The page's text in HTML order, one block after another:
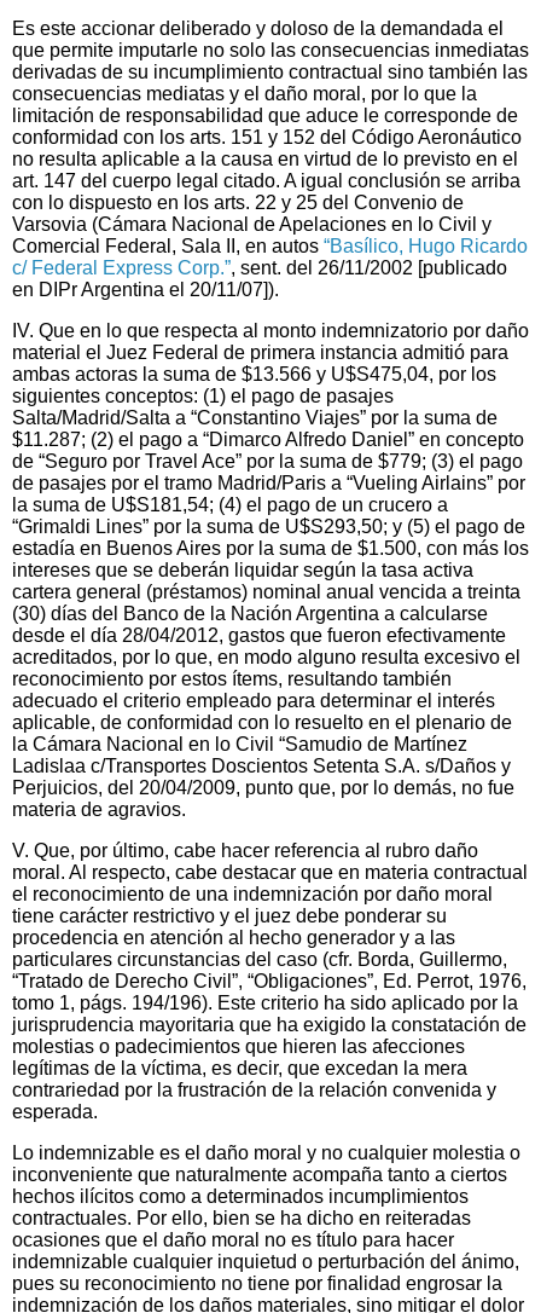
Es este accionar deliberado y doloso de la demandada el
que permite imputarle no solo las consecuencias inmediatas
derivadas de su incumplimiento contractual sino también las
consecuencias mediatas y el daño moral, por lo que la
limitación de responsabilidad que aduce le corresponde de
conformidad con los arts. 151 y 152 del Código Aeronáutico
no resulta aplicable a la causa en virtud de lo previsto en el
art. 147 del cuerpo legal citado. A igual conclusión se arriba
con lo dispuesto en los arts. 22 y 25 del Convenio de
Varsovia (Cámara Nacional de Apelaciones en lo Civil y
Comercial Federal, Sala II, en autos “Basílico, Hugo Ricardo
c/ Federal Express Corp.”, sent. del 26/11/2002 [publicado
en DIPr Argentina el 20/11/07]).
IV. Que en lo que respecta al monto indemnizatorio por daño
material el Juez Federal de primera instancia admitió para
ambas actoras la suma de $13.566 y U$S475,04, por los
siguientes conceptos: (1) el pago de pasajes
Salta/Madrid/Salta a “Constantino Viajes” por la suma de
$11.287; (2) el pago a “Dimarco Alfredo Daniel” en concepto
de “Seguro por Travel Ace” por la suma de $779; (3) el pago
de pasajes por el tramo Madrid/Paris a “Vueling Airlains” por
la suma de U$S181,54; (4) el pago de un crucero a
“Grimaldi Lines” por la suma de U$S293,50; y (5) el pago de
estadía en Buenos Aires por la suma de $1.500, con más los
intereses que se deberán liquidar según la tasa activa
cartera general (préstamos) nominal anual vencida a treinta
(30) días del Banco de la Nación Argentina a calcularse
desde el día 28/04/2012, gastos que fueron efectivamente
acreditados, por lo que, en modo alguno resulta excesivo el
reconocimiento por estos ítems, resultando también
adecuado el criterio empleado para determinar el interés
aplicable, de conformidad con lo resuelto en el plenario de
la Cámara Nacional en lo Civil “Samudio de Martínez
Ladislaa c/Transportes Doscientos Setenta S.A. s/Daños y
Perjuicios, del 20/04/2009, punto que, por lo demás, no fue
materia de agravios.
V. Que, por último, cabe hacer referencia al rubro daño
moral. Al respecto, cabe destacar que en materia contractual
el reconocimiento de una indemnización por daño moral
tiene carácter restrictivo y el juez debe ponderar su
procedencia en atención al hecho generador y a las
particulares circunstancias del caso (cfr. Borda, Guillermo,
“Tratado de Derecho Civil”, “Obligaciones”, Ed. Perrot, 1976,
tomo 1, págs. 194/196). Este criterio ha sido aplicado por la
jurisprudencia mayoritaria que ha exigido la constatación de
molestias o padecimientos que hieren las afecciones
legítimas de la víctima, es decir, que excedan la mera
contrariedad por la frustración de la relación convenida y
esperada.
Lo indemnizable es el daño moral y no cualquier molestia o
inconveniente que naturalmente acompaña tanto a ciertos
hechos ilícitos como a determinados incumplimientos
contractuales. Por ello, bien se ha dicho en reiteradas
ocasiones que el daño moral no es título para hacer
indemnizable cualquier inquietud o perturbación del ánimo,
pues su reconocimiento no tiene por finalidad engrosar la
indemnización de los daños materiales, sino mitigar el dolor